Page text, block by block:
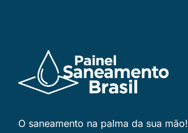
O saneamento na palma da sua